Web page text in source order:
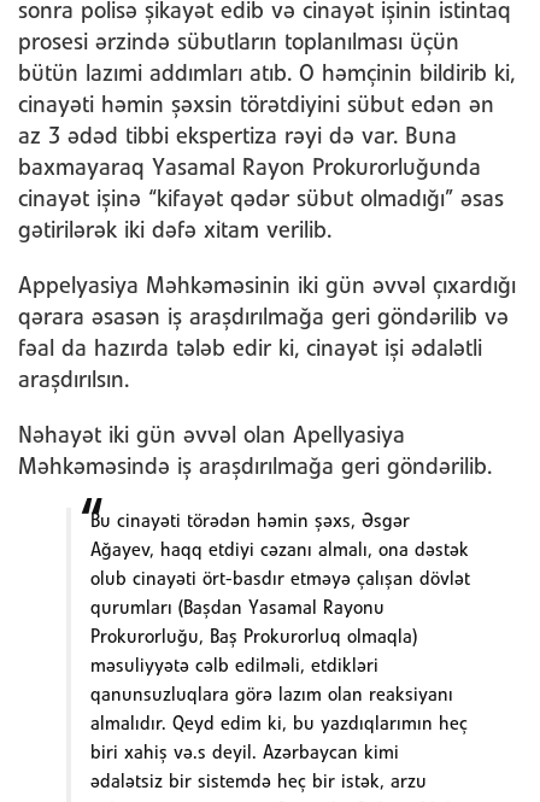
sonra polisə şikayət edib və cinayət işinin istintaq
prosesi ərzində sübutların toplanılması üçün
bütün lazımi addımları atıb. O həmçinin bildirib ki,
cinayəti həmin şəxsin törətdiyini sübut edən ən
az 3 ədəd tibbi ekspertiza rəyi də var. Buna
baxmayaraq Yasamal Rayon Prokurorluğunda
cinayət işinə “kifayət qədər sübut olmadığı” əsas
gətirilərək iki dəfə xitam verilib.
Appelyasiya Məhkəməsinin iki gün əvvəl çıxardığı
qərara əsasən iş araşdırılmağa geri göndərilib və
fəal da hazırda tələb edir ki, cinayət işi ədalətli
araşdırılsın.
Nəhayət iki gün əvvəl olan Apellyasiya
Məhkəməsində iş araşdırılmağa geri göndərilib.
Bu cinayəti törədən həmin şəxs, Əsgər
Ağayev, haqq etdiyi cəzanı almalı, ona dəstək
olub cinayəti ört-basdır etməyə çalışan dövlət
qurumları (Başdan Yasamal Rayonu
Prokurorluğu, Baş Prokurorluq olmaqla)
məsuliyyətə cəlb edilməli, etdikləri
qanunsuzluqlara görə lazım olan reaksiyanı
almalıdır. Qeyd edim ki, bu yazdıqlarımın heç
biri xahiş və.s deyil. Azərbaycan kimi
ədalətsiz bir sistemdə heç bir istək, arzu